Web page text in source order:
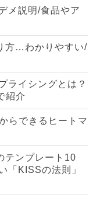
メ説明/食品やア
方…わかりやすい/
ライシングとは？
紹介
らできるヒートマ
テンプレート10
「KISSの法則」